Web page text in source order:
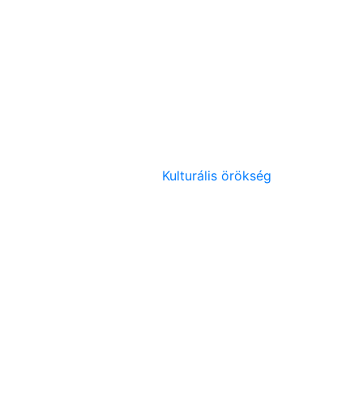
Kulturális örökség